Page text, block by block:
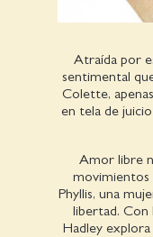
Atraída por
sentimental
Colette,
en tela de
Amor libre
movimientos
Phyllis, una
libertad. Con
Hadley explora